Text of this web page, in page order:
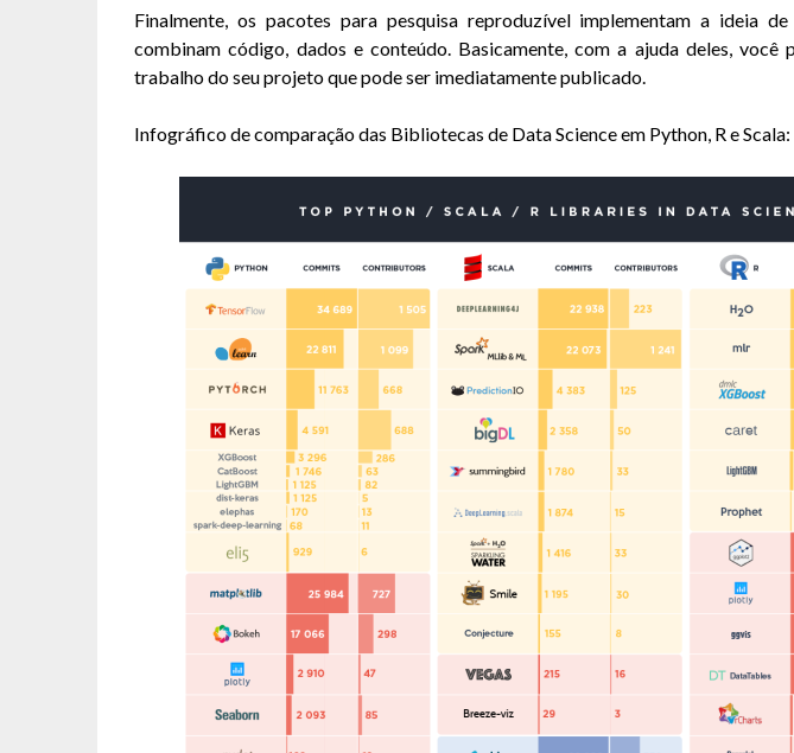
Finalmente, os pacotes para pesquisa reproduzível implementam a ideia
combinam código, dados e conteúdo. Basicamente, com a ajuda deles, você
trabalho do seu projeto que pode ser imediatamente publicado.
Infográfico de comparação das Bibliotecas de Data Science em Python, R e Scala: